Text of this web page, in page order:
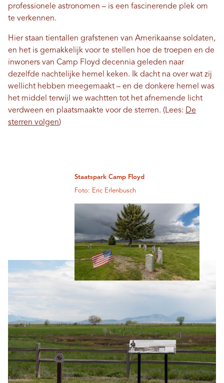
professionele astronomen – is een fascinerende plek om
te verkennen.
Hier staan ​​tientallen grafstenen van Amerikaanse soldaten,
en het is gemakkelijk voor te stellen hoe de troepen en de
inwoners van Camp Floyd decennia geleden naar
dezelfde nachtelijke hemel keken. Ik dacht na over wat zij
wellicht hebben meegemaakt – en de donkere hemel was
het middel terwijl we wachtten tot het afnemende licht
verdween en plaatsmaakte voor de sterren. (Lees: De
sterren volgen)
Staatspark Camp Floyd
Foto: Eric Erlenbusch